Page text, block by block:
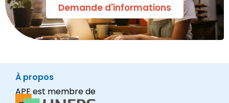
Demande d'informations
À propos
APE est membre de